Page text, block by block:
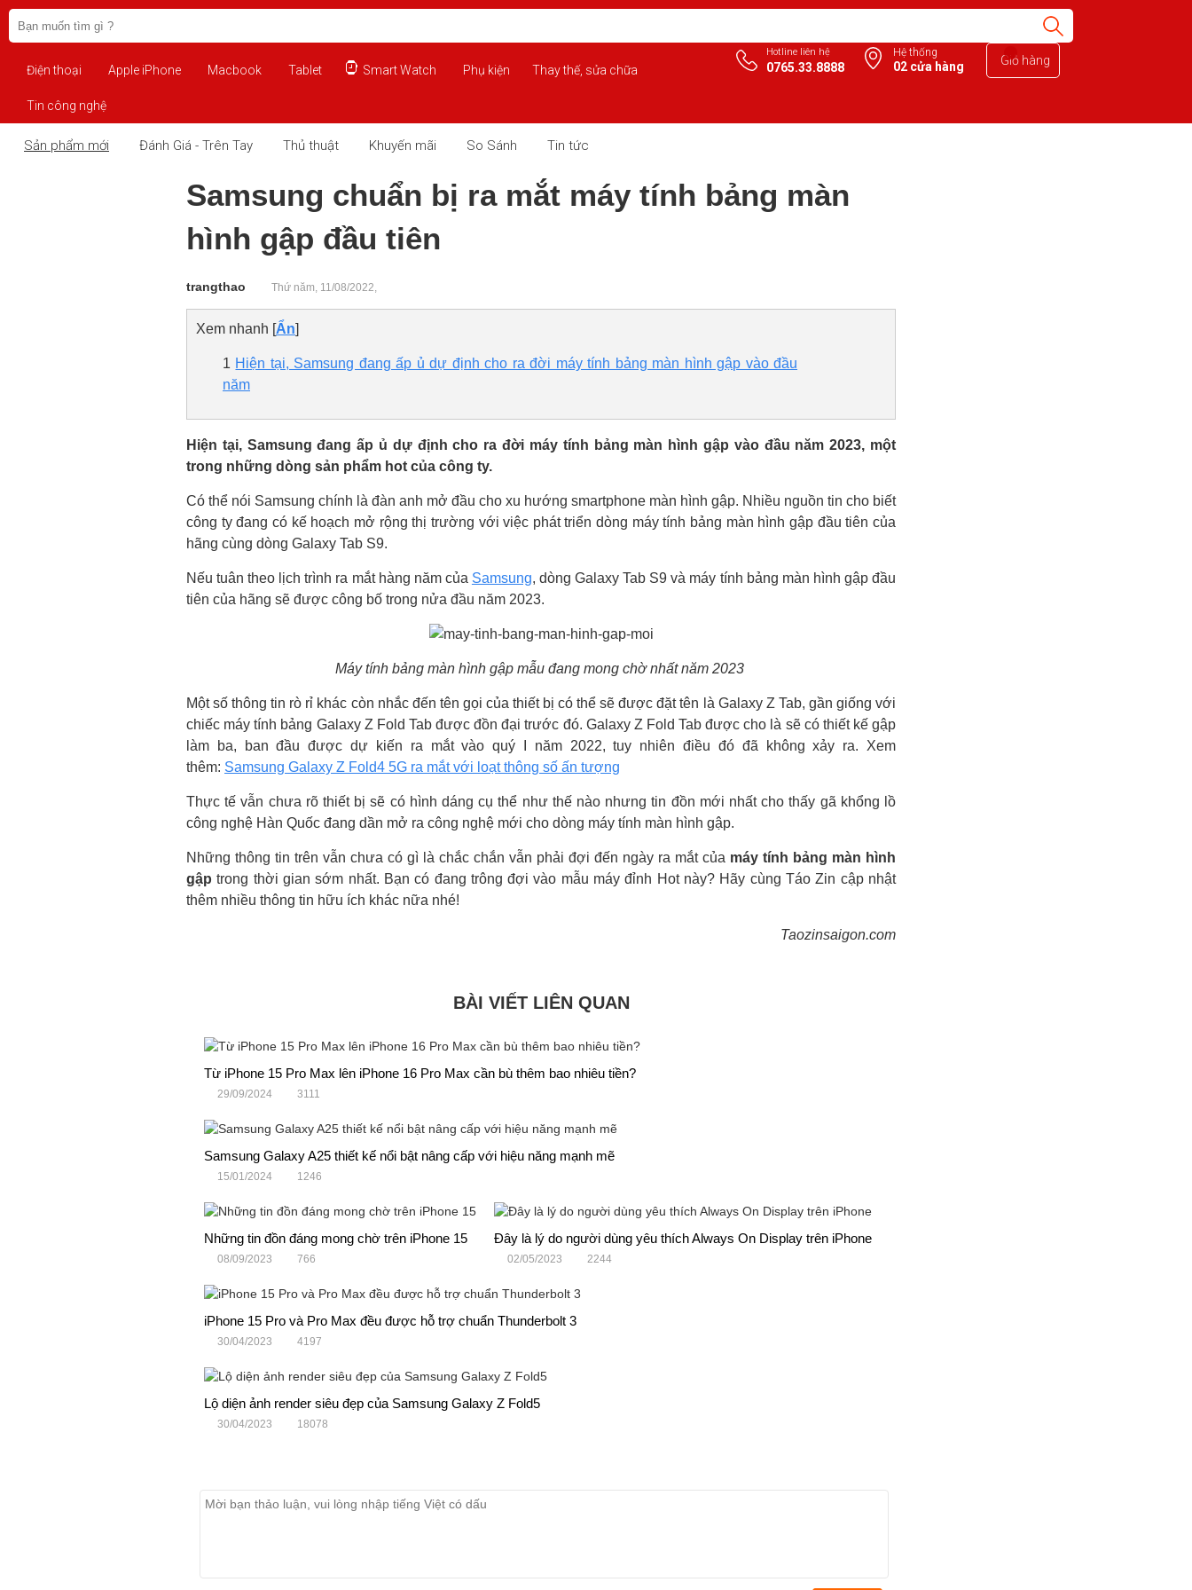
Giỏ hàng
Hệ thống
02 cửa hàng
Hotline liên hệ
0765.33.8888
Điện thoại Apple iPhone Macbook Tablet Smart Watch Phụ kiện Thay thế, sửa chữa
Tin công nghệ
Sản phẩm mới Đánh Giá - Trên Tay Thủ thuật Khuyến mãi So Sánh Tin tức
Samsung chuẩn bị ra mắt máy tính bảng màn
hình gập đầu tiên
trangthao Thứ năm, 11/08/2022,
Xem nhanh [Ẩn]
1 Hiện tại, Samsung đang ấp ủ dự định cho ra đời máy tính bảng màn hình gập vào đầu
năm
Hiện tại, Samsung đang ấp ủ dự định cho ra đời máy tính bảng màn hình gập vào đầu năm 2023, một
trong những dòng sản phẩm hot của công ty.
Có thể nói Samsung chính là đàn anh mở đầu cho xu hướng smartphone màn hình gập. Nhiều nguồn tin cho biết
công ty đang có kế hoạch mở rộng thị trường với việc phát triển dòng máy tính bảng màn hình gập đầu tiên của
hãng cùng dòng Galaxy Tab S9.
Nếu tuân theo lịch trình ra mắt hàng năm của Samsung, dòng Galaxy Tab S9 và máy tính bảng màn hình gập đầu
tiên của hãng sẽ được công bố trong nửa đầu năm 2023.
Máy tính bảng màn hình gập mẫu đang mong chờ nhất năm 2023
Một số thông tin rò rỉ khác còn nhắc đến tên gọi của thiết bị có thể sẽ được đặt tên là Galaxy Z Tab, gần giống với
chiếc máy tính bảng Galaxy Z Fold Tab được đồn đại trước đó. Galaxy Z Fold Tab được cho là sẽ có thiết kế gập
làm ba, ban đầu được dự kiến ra mắt vào quý I năm 2022, tuy nhiên điều đó đã không xảy ra. Xem
thêm: Samsung Galaxy Z Fold4 5G ra mắt với loạt thông số ấn tượng
Thực tế vẫn chưa rõ thiết bị sẽ có hình dáng cụ thể như thế nào nhưng tin đồn mới nhất cho thấy gã khổng lồ
công nghệ Hàn Quốc đang dần mở ra công nghệ mới cho dòng máy tính màn hình gập.
Những thông tin trên vẫn chưa có gì là chắc chắn vẫn phải đợi đến ngày ra mắt của máy tính bảng màn hình
gập trong thời gian sớm nhất. Bạn có đang trông đợi vào mẫu máy đỉnh Hot này? Hãy cùng Táo Zin cập nhật
thêm nhiều thông tin hữu ích khác nữa nhé!
Taozinsaigon.com
BÀI VIẾT LIÊN QUAN
Từ iPhone 15 Pro Max lên iPhone 16 Pro Max cần bù thêm bao nhiêu tiền?
29/09/2024 3111
Samsung Galaxy A25 thiết kế nổi bật nâng cấp với hiệu năng mạnh mẽ
15/01/2024 1246
Những tin đồn đáng mong chờ trên iPhone 15
08/09/2023 766
Đây là lý do người dùng yêu thích Always On Display trên iPhone
02/05/2023 2244
iPhone 15 Pro và Pro Max đều được hỗ trợ chuẩn Thunderbolt 3
30/04/2023 4197
Lộ diện ảnh render siêu đẹp của Samsung Galaxy Z Fold5
30/04/2023 18078